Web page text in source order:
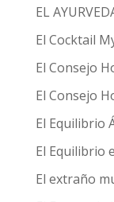
EL
El Cocktail
El Consejo
El Consejo
El Equilibrio
El Equilibrio
El extraño